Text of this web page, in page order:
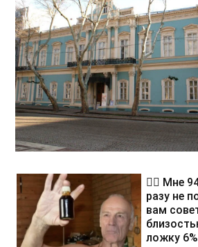
❤️‍🔥 Мне
разу не
вам
ложку